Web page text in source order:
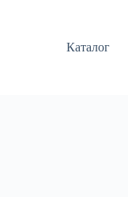
Каталог